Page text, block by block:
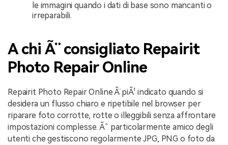
le immagini quando i dati di base sono mancanti o
irreparabili.
A chi Ã¨ consigliato Repairit
Photo Repair Online
Repairit Photo Repair Online Ã¨ piÃ¹ indicato quando si
desidera un flusso chiaro e ripetibile nel browser per
riparare foto corrotte, rotte o illeggibili senza affrontare
impostazioni complesse. Ãˆ particolarmente amico degli
utenti che gestiscono regolarmente JPG, PNG o foto da